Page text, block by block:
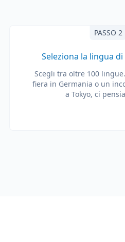
PASSO 2
Seleziona la lingua
Scegli tra oltre 100
fiera in Germania o un
a Tokyo, ci